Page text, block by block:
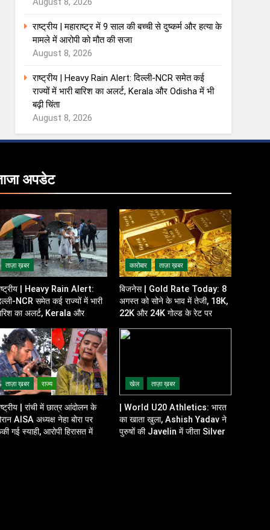
राष्ट्रीय | महाराष्ट्र में 9 साल की बच्ची से दुष्कर्म और हत्या के
मामले में आरोपी को मौत की सजा
August 8, 2026
राष्ट्रीय | Heavy Rain Alert: दिल्ली-NCR समेत कई
राज्यों में भारी बारिश का अलर्ट, Kerala और Odisha में भी
बढ़ी चिंता
August 8, 2026
अपडेट
ताज़ा ख़बर
| Heavy Rain Alert:
NCR समेत कई राज्यों में भारी
का अलर्ट, Kerala और
कारोबार ताज़ा ख़बर
बिजनेस | Gold Rate Today: 8
अगस्त को सोने के भाव में तेजी, 18K,
22K और 24K गोल्ड के रेट पर
ताज़ा ख़बर राज्य
| रांची में छात्र आंदोलन के
AISA अध्यक्ष नेहा बोरा पर
गई स्याही, आरोपी हिरासत में
खेल ताज़ा ख़बर
| World U20 Athletics: भारत
का खाता खुला, Ashish Yadav ने
पुरुषों की Javelin में जीता Silver